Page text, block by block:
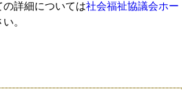
詳細については社会福祉協議会ホー
。